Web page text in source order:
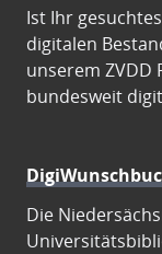
Ist Ihr
digitalen
unserem ZVDD
bundesweit
Die